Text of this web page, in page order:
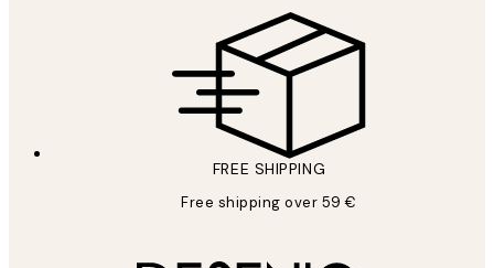
FREE SHIPPING
Free shipping over 59 €